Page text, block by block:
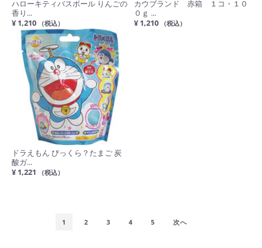
ハローキティバスボール りんごの
香り...
¥ 1,210
（税込）
カウブランド 赤箱 １コ・１０
０ｇ ...
¥ 1,210
（税込）
ドラえもん びっくら？たまご 炭
酸ガ...
¥ 1,221
（税込）
1 2 3 4 5 次へ